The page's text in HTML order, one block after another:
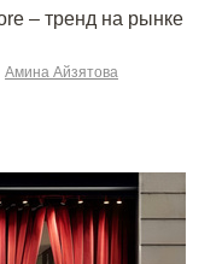
– тренд на рынке
Амина Айзятова